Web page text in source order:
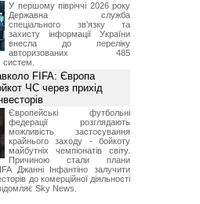
У першому півріччі 2026 року
Державна служба
спеціального зв'язку та
захисту інформації України
внесла до переліку
авторизованих 485
систем.
FIFA: Європа
ЧС через прихід
Європейські футбольні
федерації розглядають
можливість застосування
крайнього заходу - бойкоту
майбутніх чемпіонатів світу.
Причиною стали плани
Джанні Інфантіно залучити
до комерційної діяльності
Sky News.